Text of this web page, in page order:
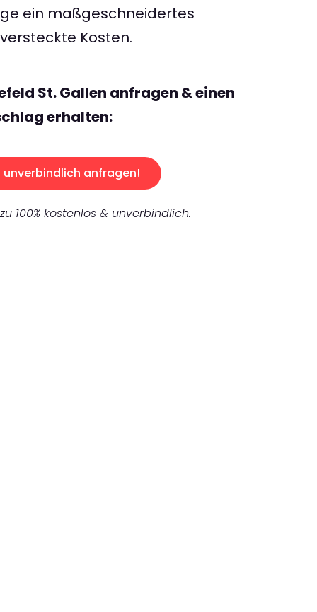
ein maßgeschneidertes
Kosten.
St. Gallen anfragen & einen
erhalten:
unverbindlich anfragen!
100% kostenlos & unverbindlich.